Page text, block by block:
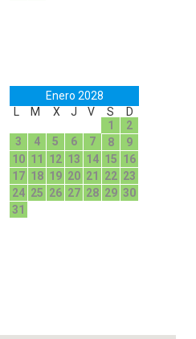
Enero 2028
L
M X J V S
D
1
2
3
4 5 6 7 8
9
10 11 12 13 14 15 16
17 18 19 20 21 22 23
24 25 26 27 28 29 30
31